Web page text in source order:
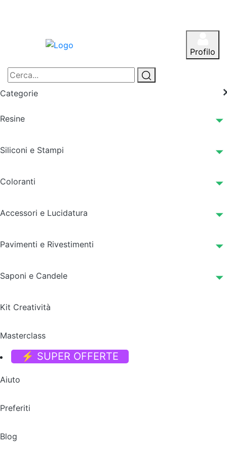
Profilo
Categorie
Resine
Siliconi e Stampi
Coloranti
Accessori e Lucidatura
Pavimenti e Rivestimenti
Saponi e Candele
Kit Creatività
Masterclass
⚡ SUPER OFFERTE
Aiuto
Preferiti
Blog